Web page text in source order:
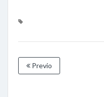
Previo